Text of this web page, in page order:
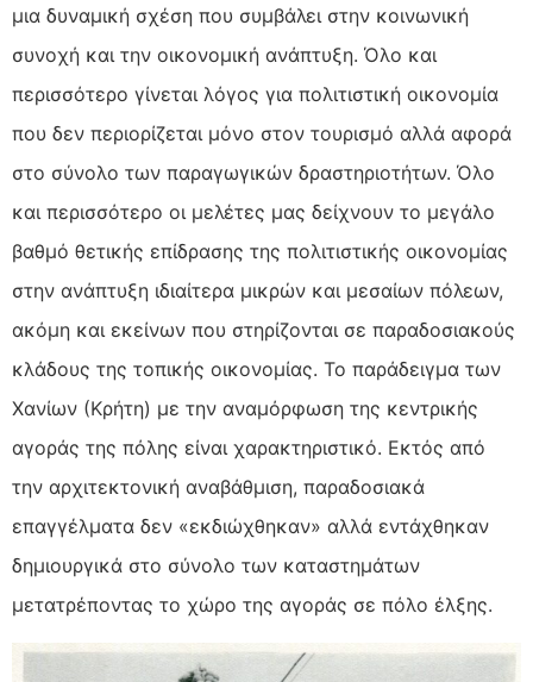
μια δυναμική σχέση που συμβάλει στην κοινωνική
συνοχή και την οικονομική ανάπτυξη. Όλο και
περισσότερο γίνεται λόγος για πολιτιστική οικονομία
που δεν περιορίζεται μόνο στον τουρισμό αλλά αφορά
στο σύνολο των παραγωγικών δραστηριοτήτων. Όλο
και περισσότερο οι μελέτες μας δείχνουν το μεγάλο
βαθμό θετικής επίδρασης της πολιτιστικής οικονομίας
στην ανάπτυξη ιδιαίτερα μικρών και μεσαίων πόλεων,
ακόμη και εκείνων που στηρίζονται σε παραδοσιακούς
κλάδους της τοπικής οικονομίας. Το παράδειγμα των
Χανίων (Κρήτη) με την αναμόρφωση της κεντρικής
αγοράς της πόλης είναι χαρακτηριστικό. Εκτός από
την αρχιτεκτονική αναβάθμιση, παραδοσιακά
επαγγέλματα δεν «εκδιώχθηκαν» αλλά εντάχθηκαν
δημιουργικά στο σύνολο των καταστημάτων
μετατρέποντας το χώρο της αγοράς σε πόλο έλξης.